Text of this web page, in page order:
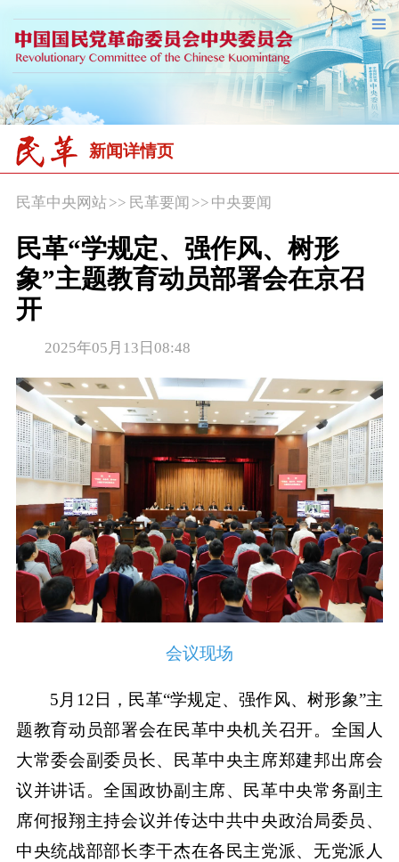
新闻详情页
民革中央网站>> 民革要闻 >> 中央要闻
民革“学规定、强作风、树形
象”主题教育动员部署会在京召
开
2025年05月13日08:48
会议现场
5月12日，民革“学规定、强作风、树形象”主
题教育动员部署会在民革中央机关召开。全国人
大常委会副委员长、民革中央主席郑建邦出席会
议并讲话。全国政协副主席、民革中央常务副主
席何报翔主持会议并传达中共中央政治局委员、
中央统战部部长李干杰在各民主党派、无党派人